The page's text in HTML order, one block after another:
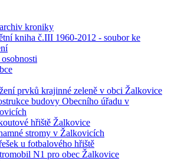
kroniky
kniha č.III 1960-2012 - soubor ke
prvků krajinné zeleně v obci Žalkovice
budovy Obecního úřadu v
hřiště Žalkovice
stromy v Žalkovicích
u fotbalového hřiště
N1 pro obec Žalkovice